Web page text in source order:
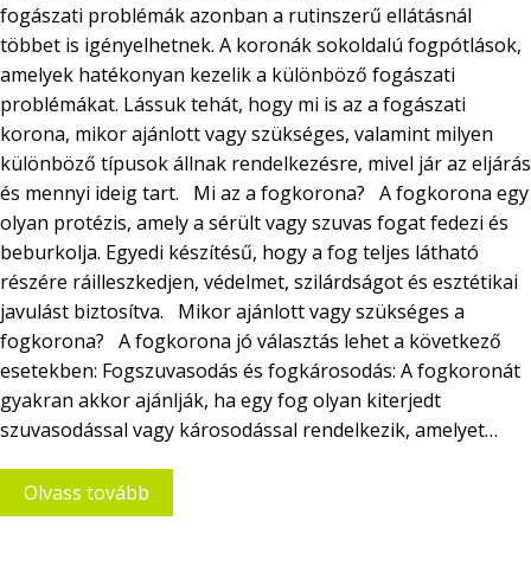
fogászati problémák azonban a rutinszerű ellátásnál
többet is igényelhetnek. A koronák sokoldalú fogpótlások,
amelyek hatékonyan kezelik a különböző fogászati
problémákat. Lássuk tehát, hogy mi is az a fogászati
korona, mikor ajánlott vagy szükséges, valamint milyen
különböző típusok állnak rendelkezésre, mivel jár az eljárás
és mennyi ideig tart. Mi az a fogkorona? A fogkorona egy
olyan protézis, amely a sérült vagy szuvas fogat fedezi és
beburkolja. Egyedi készítésű, hogy a fog teljes látható
részére ráilleszkedjen, védelmet, szilárdságot és esztétikai
javulást biztosítva. Mikor ajánlott vagy szükséges a
fogkorona? A fogkorona jó választás lehet a következő
esetekben: Fogszuvasodás és fogkárosodás: A fogkoronát
gyakran akkor ajánlják, ha egy fog olyan kiterjedt
szuvasodással vagy károsodással rendelkezik, amelyet…
Olvass tovább